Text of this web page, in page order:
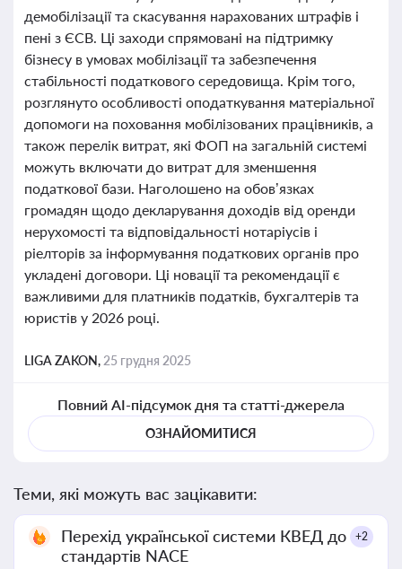
демобілізації та скасування нарахованих штрафів і
пені з ЄСВ. Ці заходи спрямовані на підтримку
бізнесу в умовах мобілізації та забезпечення
стабільності податкового середовища. Крім того,
розглянуто особливості оподаткування матеріальної
допомоги на поховання мобілізованих працівників, а
також перелік витрат, які ФОП на загальній системі
можуть включати до витрат для зменшення
податкової бази. Наголошено на обов’язках
громадян щодо декларування доходів від оренди
нерухомості та відповідальності нотаріусів і
ріелторів за інформування податкових органів про
укладені договори. Ці новації та рекомендації є
важливими для платників податків, бухгалтерів та
юристів у 2026 році.
LIGA ZAKON, 25 грудня 2025
Повний AI-підсумок дня та статті-джерела
ОЗНАЙОМИТИСЯ
Теми, які можуть вас зацікавити:
Перехід української системи КВЕД до
стандартів NACE
+2